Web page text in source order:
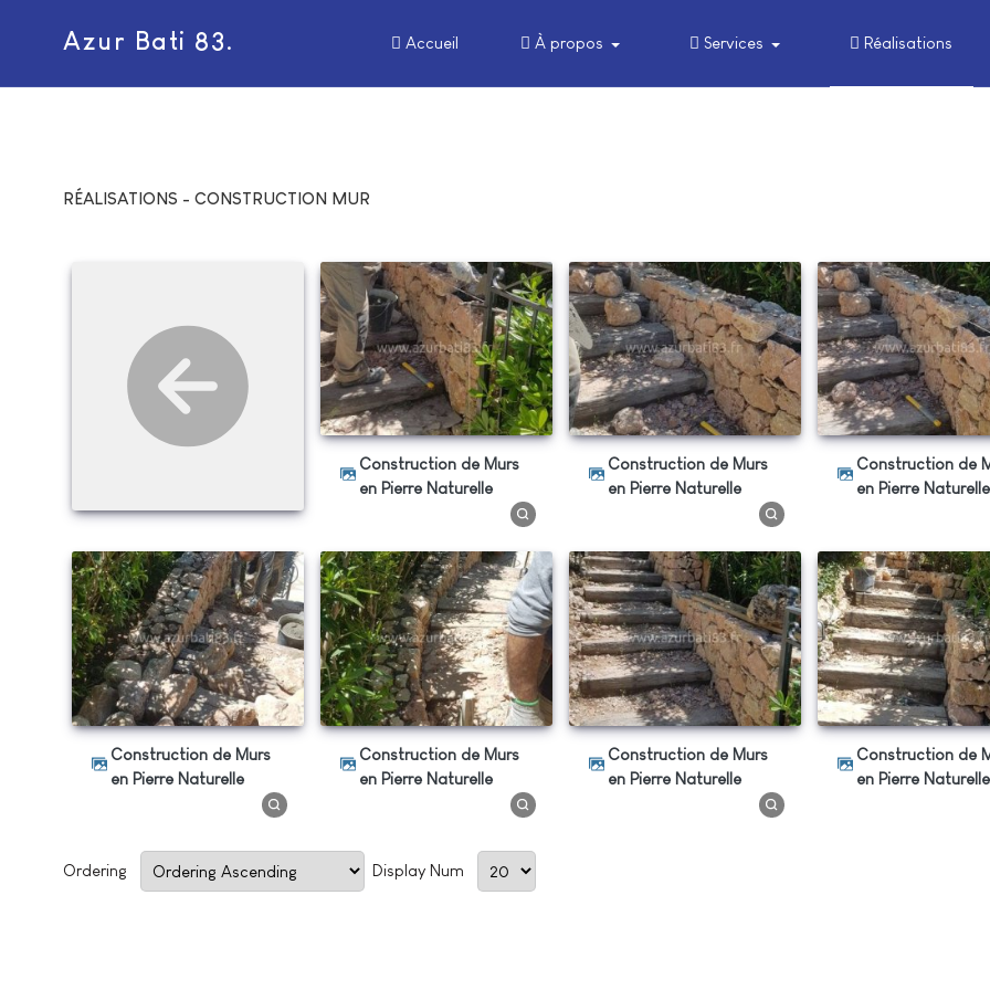
Azur Bati 83. Accueil À propos Services Réalisations
RÉALISATIONS - CONSTRUCTION MUR
Construction de Murs
en Pierre Naturelle
Construction de Murs
en Pierre Naturelle
Construction de Murs
en Pierre Naturelle
Construction de Murs
en Pierre Naturelle
Construction de Murs
en Pierre Naturelle
Construction de Murs
en Pierre Naturelle
Construction de Murs
en Pierre Naturelle
Ordering Display Num